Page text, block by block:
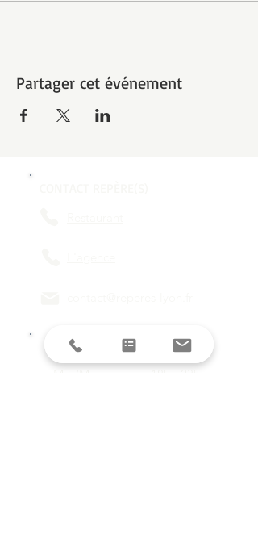
Partager cet événement
HORAIRES